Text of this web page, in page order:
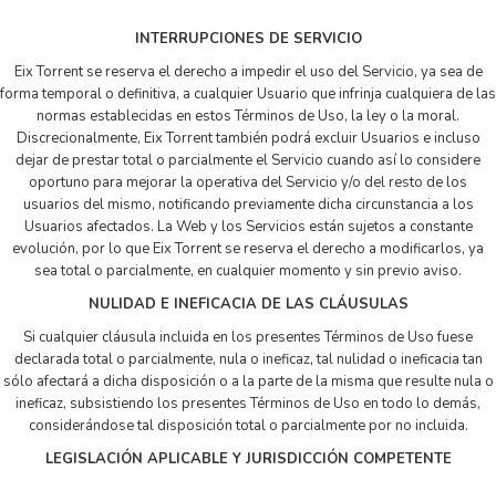
INTERRUPCIONES DE SERVICIO
Eix Torrent se reserva el derecho a impedir el uso del Servicio, ya sea de
forma temporal o definitiva, a cualquier Usuario que infrinja cualquiera de las
normas establecidas en estos Términos de Uso, la ley o la moral.
Discrecionalmente, Eix Torrent también podrá excluir Usuarios e incluso
dejar de prestar total o parcialmente el Servicio cuando así lo considere
oportuno para mejorar la operativa del Servicio y/o del resto de los
usuarios del mismo, notificando previamente dicha circunstancia a los
Usuarios afectados. La Web y los Servicios están sujetos a constante
evolución, por lo que Eix Torrent se reserva el derecho a modificarlos, ya
sea total o parcialmente, en cualquier momento y sin previo aviso.
NULIDAD E INEFICACIA DE LAS CLÁUSULAS
Si cualquier cláusula incluida en los presentes Términos de Uso fuese
declarada total o parcialmente, nula o ineficaz, tal nulidad o ineficacia tan
sólo afectará a dicha disposición o a la parte de la misma que resulte nula o
ineficaz, subsistiendo los presentes Términos de Uso en todo lo demás,
considerándose tal disposición total o parcialmente por no incluida.
LEGISLACIÓN APLICABLE Y JURISDICCIÓN COMPETENTE